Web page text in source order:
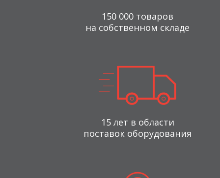
150 000 товаров
на собственном складе
15 лет в области
поставок оборудования